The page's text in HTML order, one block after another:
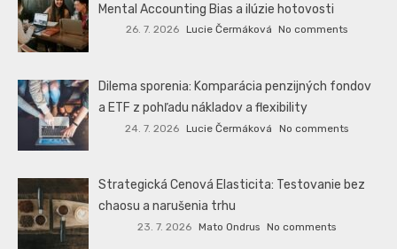
Mental Accounting Bias a ilúzie hotovosti
26. 7. 2026 Lucie Čermáková No comments
Dilema sporenia: Komparácia penzijných fondov
a ETF z pohľadu nákladov a flexibility
24. 7. 2026 Lucie Čermáková No comments
Strategická Cenová Elasticita: Testovanie bez
chaosu a narušenia trhu
23. 7. 2026 Mato Ondrus No comments